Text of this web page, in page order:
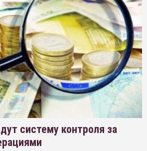
систему контроля за